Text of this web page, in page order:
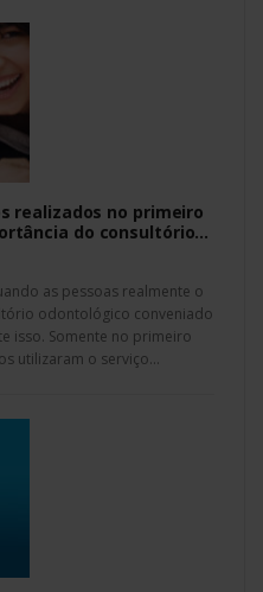
realizados no primeiro
do consultório…
as pessoas realmente o
odontológico conveniado
isso. Somente no primeiro
utilizaram o serviço…